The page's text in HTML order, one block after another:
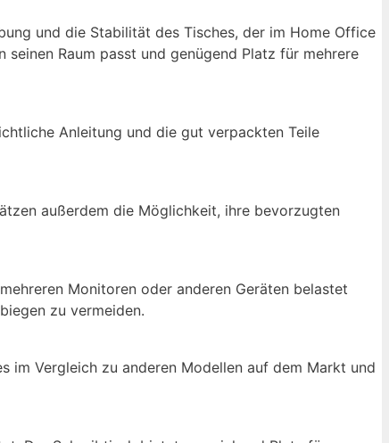
und die Stabilität des Tisches, der im Home Office
Raum passt und genügend Platz für mehrere
Anleitung und die gut verpackten Teile
außerdem die Möglichkeit, ihre bevorzugten
Monitoren oder anderen Geräten belastet
zu vermeiden.
im Vergleich zu anderen Modellen auf dem Markt und